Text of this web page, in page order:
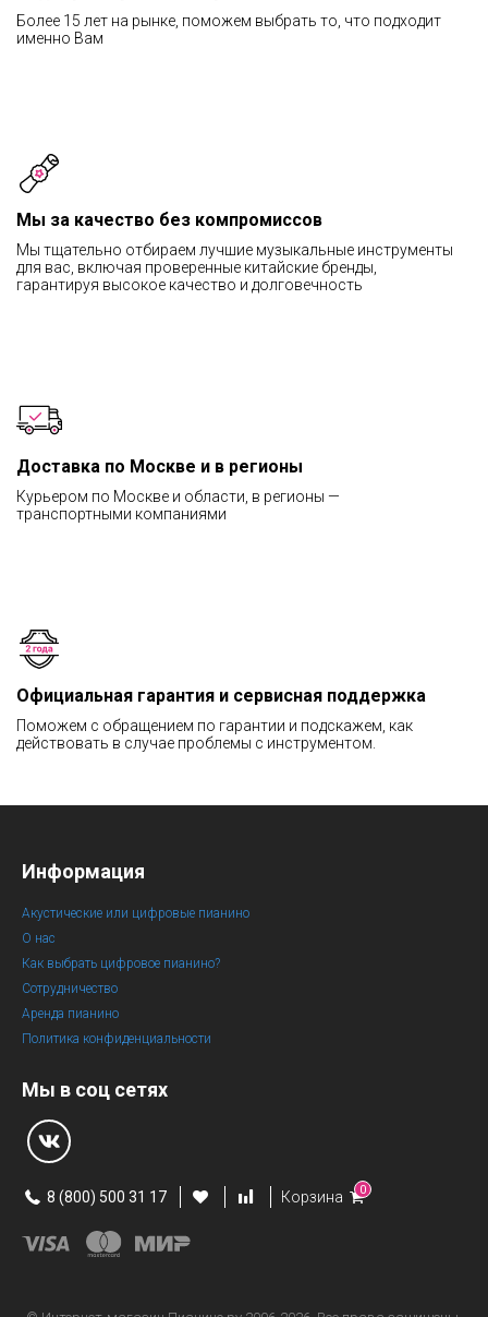
Более 15 лет на рынке, поможем выбрать то, что подходит
именно Вам
Мы за качество без компромиссов
Мы тщательно отбираем лучшие музыкальные инструменты
для вас, включая проверенные китайские бренды,
гарантируя высокое качество и долговечность
Доставка по Москве и в регионы
Курьером по Москве и области, в регионы —
транспортными компаниями
Официальная гарантия и сервисная поддержка
Поможем с обращением по гарантии и подскажем, как
действовать в случае проблемы с инструментом.
Информация
Акустические или цифровые пианино
О нас
Как выбрать цифровое пианино?
Сотрудничество
Аренда пианино
Политика конфиденциальности
Мы в соц сетях
8 (800) 500 31 17 Корзина 0